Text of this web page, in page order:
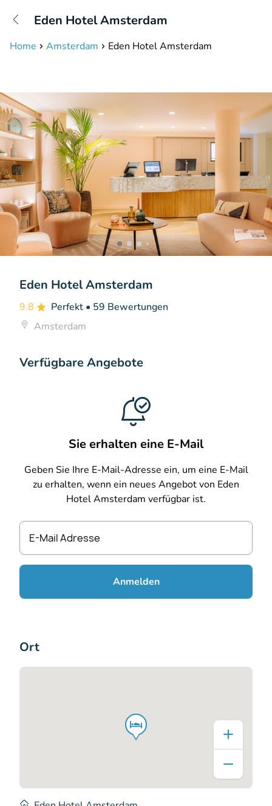
Eden Hotel Amsterdam
Home Amsterdam Eden Hotel Amsterdam
Eden Hotel Amsterdam
9.8 Perfekt • 59 Bewertungen
Amsterdam
Verfügbare Angebote
Sie erhalten eine E-Mail
Geben Sie Ihre E-Mail-Adresse ein, um eine E-Mail
zu erhalten, wenn ein neues Angebot von Eden
Hotel Amsterdam verfügbar ist.
E-Mail Adresse
Anmelden
Ort